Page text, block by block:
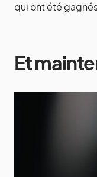
qui ont été
Et